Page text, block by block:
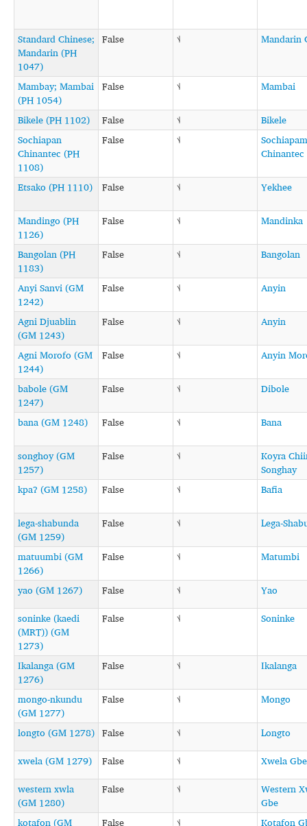
Standard Chinese;
Mandarin (PH
1047)
False ˦˨ Mandarin
Mambay; Mambai
(PH 1054)
False ˦˨ Mambai
Bikele (PH 1102) False ˦˨
Bikele
Sochiapan
Chinantec (PH
1108)
False ˦˨
Sochiapam
Chinantec
Etsako (PH 1110) False ˦˨ Yekhee
Mandingo (PH
1126)
False ˦˨ Mandinka
Bangolan (PH
1183)
False ˦˨ Bangolan
Anyi Sanvi (GM
1242)
False ˦˨ Anyin
Agni Djuablin
(GM 1243)
False ˦˨ Anyin
Agni Morofo (GM
1244)
False ˦˨ Anyin
babole (GM
1247)
False ˦˨ Dibole
bana (GM 1248) False ˦˨ Bana
songhoy (GM
1257)
False ˦˨
Koyra
Songhay
kpaʔ (GM 1258)
False ˦˨ Bafia
lega-shabunda
(GM 1259)
False ˦˨ Lega-
matuumbi (GM
1266)
False ˦˨ Matumbi
yao (GM 1267) False ˦˨
Yao
soninke (kaedi
(MRT)) (GM
1273)
False ˦˨ Soninke
Ikalanga (GM
1276)
False ˦˨ Ikalanga
mongo-nkundu
(GM 1277)
False ˦˨ Mongo
longto (GM 1278) False ˦˨
Longto
xwela (GM 1279)
False ˦˨
Xwela Gbe
western xwla
(GM 1280)
False ˦˨
Western
Gbe
kotafon (GM
False ˦˨ Kotafon